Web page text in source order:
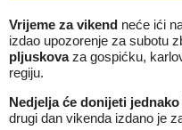
Vrijeme za vikend neće ići
izdao upozorenje za subotu
pljuskovaza gospićku,
regiju.
Nedjelja će donijeti
drugi dan vikenda izdano je